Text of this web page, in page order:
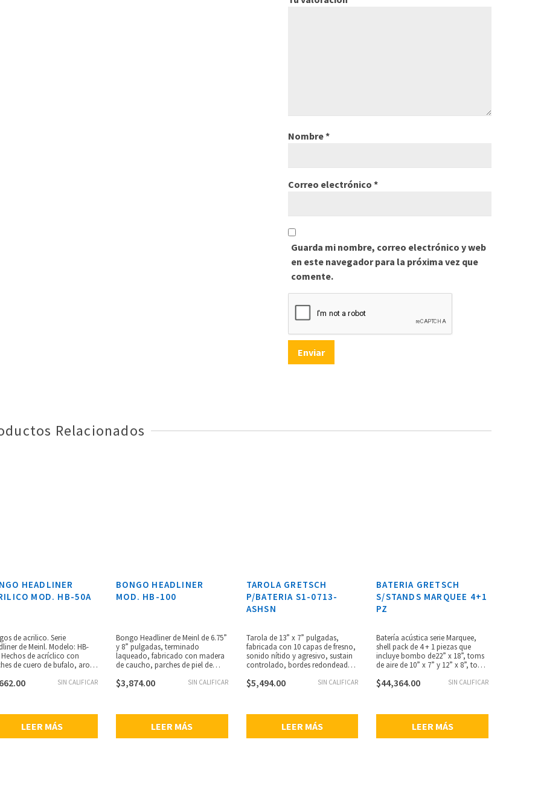
Nombre*
Correo electrónico *
Guarda mi nombre, correo electrónico y web
en este navegador para la próxima vez que
comente.
Relacionados
HEADLINER
MOD. HB-50A
de acrilico. Serie
de Meinl. Modelo: HB-
Hechos de acríclico con
de cuero de bufalo, aros
Medidas: 6 1/2”
SIN CALIFICAR
LEER MÁS
BONGO HEADLINER
MOD. HB-100
Bongo Headliner de Meinl de 6.75”
y 8” pulgadas, terminado
laqueado, fabricado con madera
de caucho, parches de piel de
mm deancho, aros recubiertos de
SIN CALIFICAR
$3,874.00
LEER MÁS
TAROLA GRETSCH
P/BATERIA S1-0713-
ASHSN
Tarola de 13” x 7” pulgadas,
fabricada con 10 capas de fresno,
sonido nítido y agresivo, sustain
controlado, bordes redondeados
mm, entorchado de 20 hilos.
SIN CALIFICAR
$5,494.00
LEER MÁS
BATERIA GRETSCH
S/STANDS MARQUEE 4+1
PZ
Batería acústica serie Marquee,
shell pack de 4 + 1 piezas que
incluye bombo de22” x 18”, toms
de aire de 10” x 7” y 12” x 8”, tom
de 16” x 14”, vasos de 7 capas de
USA, incluye 3 soportes
individuales para toms de aire.
SIN CALIFICAR
$44,364.00
LEER MÁS